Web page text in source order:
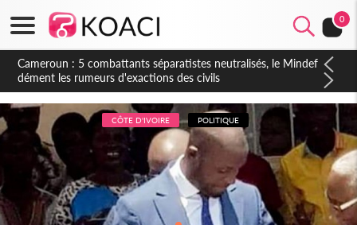
0
Cameroun : 5 combattants séparatistes neutralisés, le Mindef
dément les rumeurs d'exactions des civils
CÔTE D'IVOIRE POLITIQUE